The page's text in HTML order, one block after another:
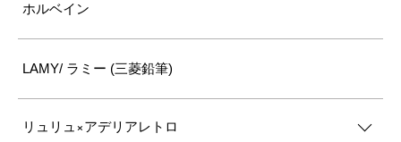
ホルベイン
LAMY/ ラミー (三菱鉛筆)
リュリュ×アデリアレトロ